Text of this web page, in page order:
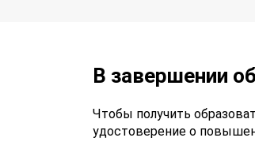
В завершении
Чтобы получить
удостоверение о